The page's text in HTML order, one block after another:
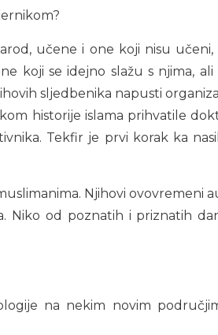
učene i one koji nisu
koji se idejno slažu s njima,
sljedbenika napusti
historije islama prihvatile
Tekfir je prvi korak ka
Njihovi ovovremeni
od poznatih i priznatih
na nekim novim